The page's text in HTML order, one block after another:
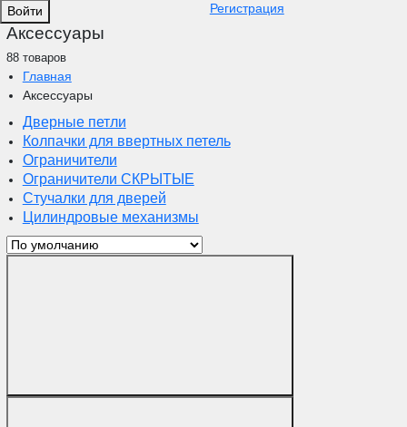
Войти
Регистрация
Аксессуары
88 товаров
Главная
Аксессуары
Дверные петли
Колпачки для ввертных петель
Ограничители
Ограничители СКРЫТЫЕ
Стучалки для дверей
Цилиндровые механизмы